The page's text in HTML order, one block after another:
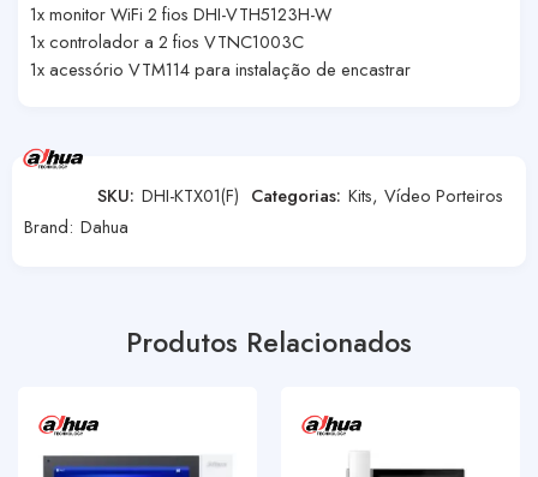
1x monitor WiFi 2 fios DHI-VTH5123H-W
1x controlador a 2 fios VTNC1003C
1x acessório VTM114 para instalação de encastrar
SKU: DHI-KTX01(F) Categorias: Kits, Vídeo Porteiros
Brand: Dahua
Produtos Relacionados